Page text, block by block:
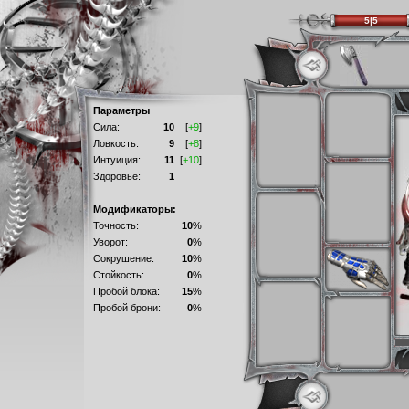
Параметры
Сила:
10 [+9]
Ловкость:
9 [+8]
Интуиция:
11 [+10]
Здоровье:
1
Модификаторы:
Точность:
10%
Уворот:
0%
Сокрушение:
10%
Стойкость:
0%
Пробой блока:
15%
Пробой брони:
0%
5|5